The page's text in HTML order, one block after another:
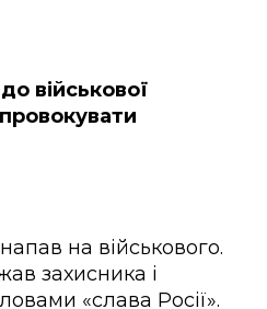
військової
на військового.
захисника і
«слава Росії».